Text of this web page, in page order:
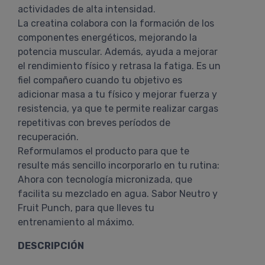
actividades de alta intensidad.
La creatina colabora con la formación de los
componentes energéticos, mejorando la
potencia muscular. Además, ayuda a mejorar
el rendimiento físico y retrasa la fatiga. Es un
fiel compañero cuando tu objetivo es
adicionar masa a tu físico y mejorar fuerza y
resistencia, ya que te permite realizar cargas
repetitivas con breves períodos de
recuperación.
Reformulamos el producto para que te
resulte más sencillo incorporarlo en tu rutina:
Ahora con tecnología micronizada, que
facilita su mezclado en agua. Sabor Neutro y
Fruit Punch, para que lleves tu
entrenamiento al máximo.
DESCRIPCIÓN